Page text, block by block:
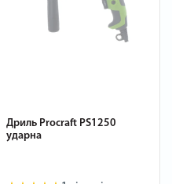
Дриль Procraft PS1250
ударна